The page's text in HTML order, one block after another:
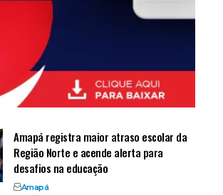
Amapá registra maior atraso escolar da
Região Norte e acende alerta para
desafios na educação
Amapá